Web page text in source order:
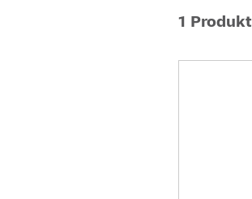
1 Produkt